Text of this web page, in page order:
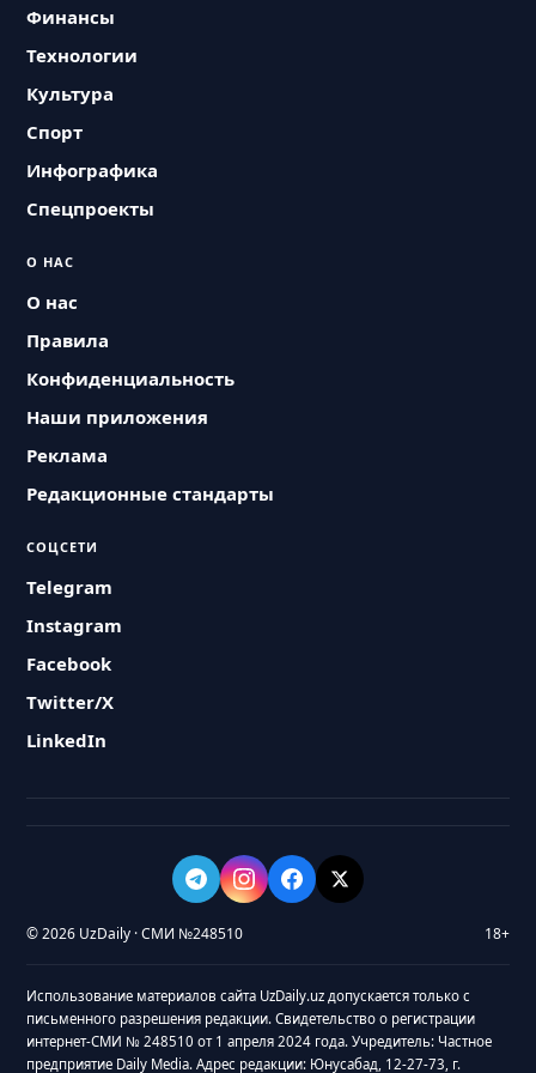
Финансы
Технологии
Культура
Спорт
Инфографика
Спецпроекты
О НАС
О нас
Правила
Конфиденциальность
Наши приложения
Реклама
Редакционные стандарты
СОЦСЕТИ
Telegram
Instagram
Facebook
Twitter/X
LinkedIn
© 2026 UzDaily · СМИ №248510 18+
Использование материалов сайта UzDaily.uz допускается только с
письменного разрешения редакции. Свидетельство о регистрации
интернет-СМИ № 248510 от 1 апреля 2024 года. Учредитель: Частное
предприятие Daily Media. Адрес редакции: Юнусабад, 12-27-73, г.